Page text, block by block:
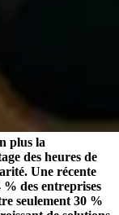
plus la
des heures de
Une récente
des entreprises
seulement 30 %